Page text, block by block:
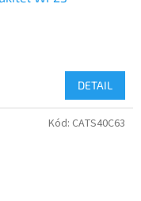
DETAIL
Kód: CATS40C63